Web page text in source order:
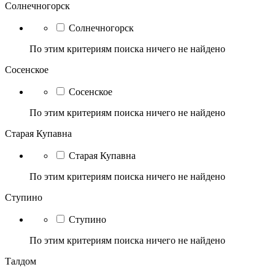
Солнечногорск
Солнечногорск
По этим критериям поиска ничего не найдено
Сосенское
Сосенское
По этим критериям поиска ничего не найдено
Старая Купавна
Старая Купавна
По этим критериям поиска ничего не найдено
Ступино
Ступино
По этим критериям поиска ничего не найдено
Талдом